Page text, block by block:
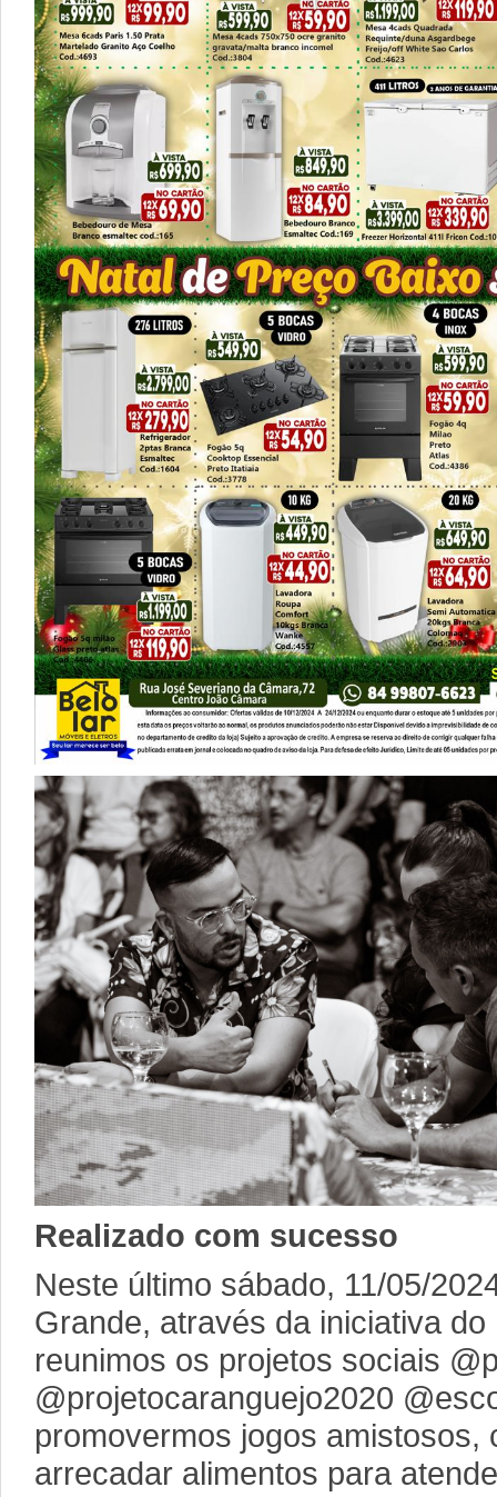
Realizado com sucesso
Neste último sábado, 11/05/
Grande, através da iniciativa
reunimos os projetos sociais
@projetocaranguejo2020
promovermos jogos amistosos,
arrecadar alimentos para